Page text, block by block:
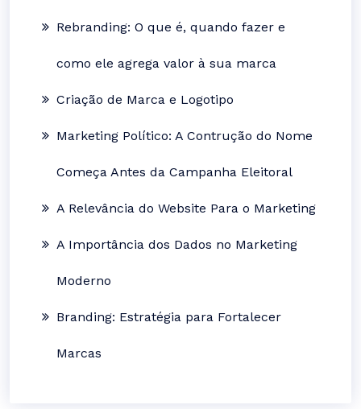
Rebranding: O que é, quando fazer e
como ele agrega valor à sua marca
Criação de Marca e Logotipo
Marketing Político: A Contrução do Nome
Começa Antes da Campanha Eleitoral
A Relevância do Website Para o Marketing
A Importância dos Dados no Marketing
Moderno
Branding: Estratégia para Fortalecer
Marcas